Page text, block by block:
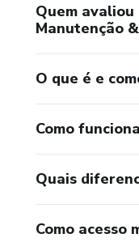
Quem avaliou
Manutenção
O que é e
Como
Quais
Como acesso